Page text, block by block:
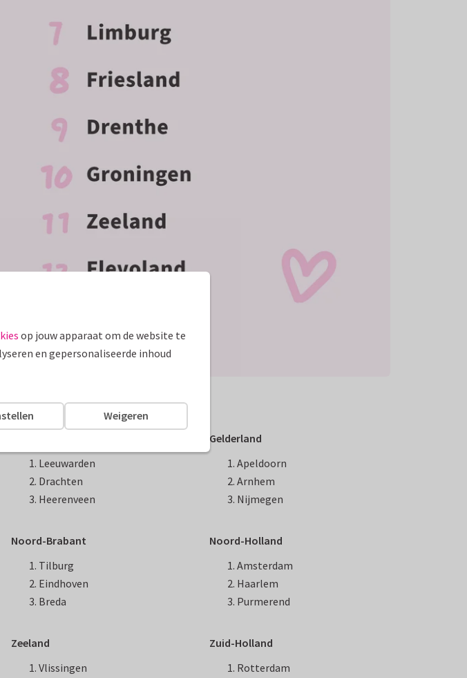
Leeuwarden
Drachten
Heerenveen
Gelderland
Apeldoorn
Arnhem
Nijmegen
Noord-Brabant
Tilburg
Eindhoven
Breda
Noord-Holland
Amsterdam
Haarlem
Purmerend
Zeeland
Vlissingen
Zuid-Holland
Rotterdam
op jouw apparaat om de website te
en gepersonaliseerde inhoud
Weigeren